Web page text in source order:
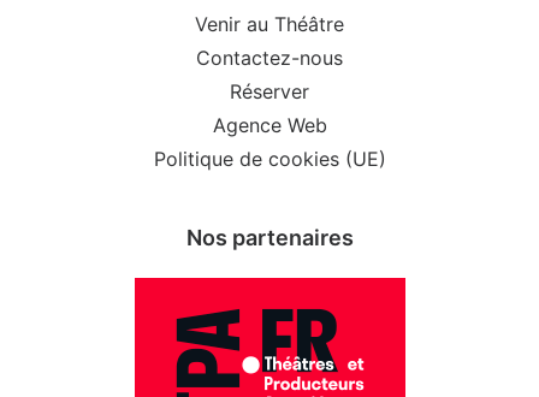
Venir au Théâtre
Contactez-nous
Réserver
Agence Web
Politique de cookies (UE)
Nos partenaires